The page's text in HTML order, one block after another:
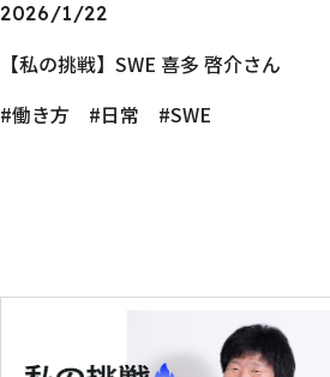
2026/1/22
【私の挑戦】SWE 喜多 啓介さん
働き方
日常 SWE